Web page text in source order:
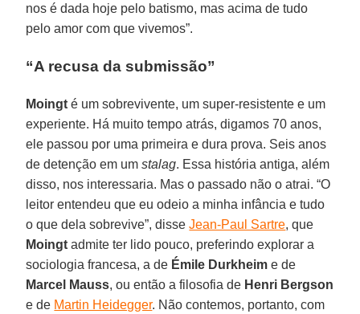
nos é dada hoje pelo batismo, mas acima de tudo
pelo amor com que vivemos”.
“A recusa da submissão”
Moingt é um sobrevivente, um super-resistente e um
experiente. Há muito tempo atrás, digamos 70 anos,
ele passou por uma primeira e dura prova. Seis anos
de detenção em umstalag. Essa história antiga, além
disso, nos interessaria. Mas o passado não o atrai. “O
leitor entendeu que eu odeio a minha infância e tudo
o que dela sobrevive”, disseJean-Paul Sartre, que
Moingt admite ter lido pouco, preferindo explorar a
sociologia francesa, a de Émile Durkheim e de
Marcel Mauss, ou então a filosofia de Henri Bergson
e de Martin Heidegger. Não contemos, portanto, com